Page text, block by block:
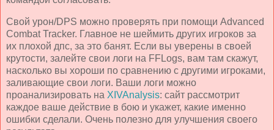
Свой урон/DPS можно проверять при помощи Advanced
Combat Tracker. Главное не шеймить других игроков за
их плохой дпс, за это банят. Если вы уверены в своей
крутости, залейте свои логи на FFLogs, вам там скажут,
насколько вы хороши по сравнению с другими игроками,
заливающие свои логи. Ваши логи можно
проанализировать на XIVAnalysis: сайт рассмотрит
каждое ваше действие в бою и укажет, какие именно
ошибки сделали. Очень полезно для улучшения своего